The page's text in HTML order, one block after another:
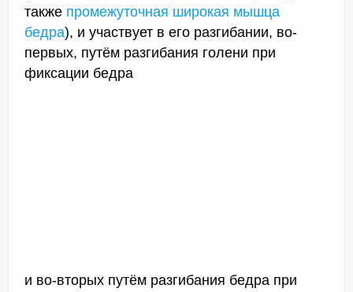
также промежуточная широкая мышца
бедра), и участвует в его разгибании, во-
первых, путём разгибания голени при
фиксации бедра
и во-вторых путём разгибания бедра при